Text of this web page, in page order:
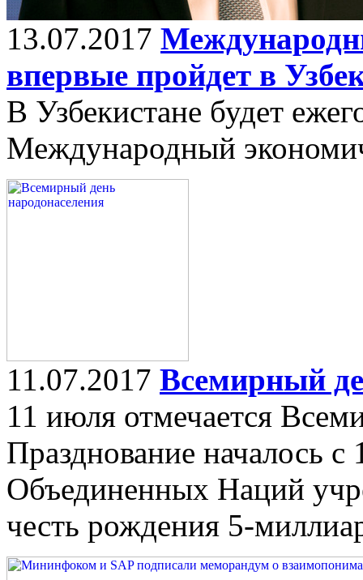
13.07.2017
впервые пройдет в
В Узбекистане будет
Международный
11.07.2017 Всемирный
11 июля отмечается
Празднование началось с
Объединенных Наций
честь рождения 5-